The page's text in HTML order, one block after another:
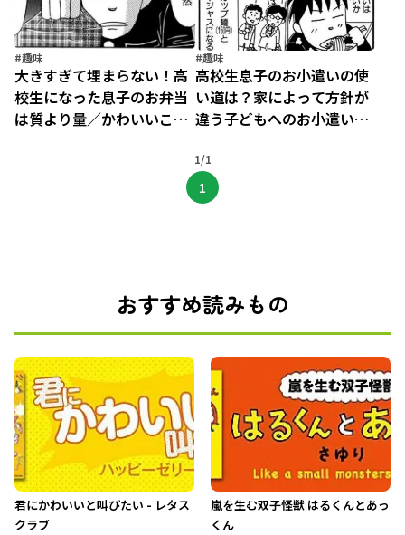
#趣味
大きすぎて埋まらない！高
校生になった息子のお弁当
は質より量／かわいいころ
#趣味
高校生息子のお小遣いの使
い道は？家によって方針が
違う子どもへのお小遣い／
（8）
1/1
1
おすすめ読みもの
君にかわいいと叫びたい - レタス
クラブ
嵐を生む双子怪獣 はるくんとあっ
くん